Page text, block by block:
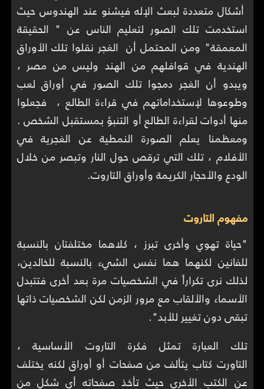
أشكال متعددة لبعث الإله فيشنو عند الهندوس حيث
استخدمت تلك الصور لتعليم الناس عن " الحقيقة
المعمقة" ومن المحتمل أن الغجر نقلوا تلك الأوراق
الهندية في قوافلهم من الهند وليس من مصر ،
ويبدو أن الغجر دمجوا تلك الصور في أوراق لعب
وطوعوها لإستخداماتهم في قراءة الطالع ، فجعلوا
منها أدوات لقراءة الطالع أو التنبؤ بمستقبل الشخص .
ومعظمنا يعلم الصورة النمطية عن الغجرية في
الأفلام ، تلك التي ترقص حول النار وتبصر من خلال
الودع والأحجار الكريمة وأوراق التاروت.
مفهوم التاروت
"حياة تهوي وأخرى تبرز ، كلاهما مختلفتان بالنسبة
للفانين لكنهما هما نفس الشيء بالنسبة للخالدين،
لذلك نرى تكراراً في الشخصيات مرة بعد أخرى فتتبدل
الأسماء والألقاب مع مرور الزمن لكن الشخصيات ذاتها
تبقى دون تغيير للأبد".
تلك العبارة تمثل فكرة التاروت الأساسية ،
التاورت كتاب يتألف من صفحات أو أوراق لكنه يختلف
عن الكتب الأخرى حيث تأخذ صفحاته أي شكل من